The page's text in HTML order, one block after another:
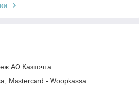
АО Казпочта
Mastercard - Woopkassa